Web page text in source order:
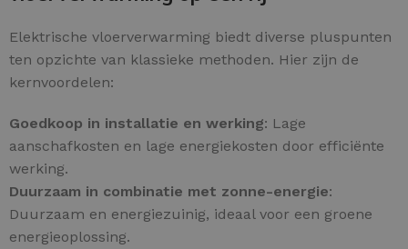
Elektrische vloerverwarming biedt diverse pluspunten
ten opzichte van klassieke methoden. Hier zijn de
kernvoordelen:
Goedkoop in installatie en werking: Lage
aanschafkosten en lage energiekosten door efficiënte
werking.
Duurzaam in combinatie met zonne-energie:
Duurzaam en energiezuinig, ideaal voor een groene
energieoplossing.